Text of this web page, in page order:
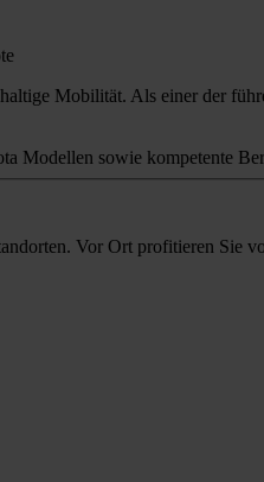
Mobilität. Als einer der
sowie kompetente
Vor Ort profitieren Sie